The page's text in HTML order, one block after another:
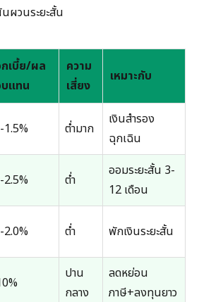
ผวนระยะสั้น
เบี้ย/ผล
แทน
ความ
เสี่ยง
เหมาะกับ
1.5% ต่ำมาก
เงินสำรอง
ฉุกเฉิน
2.5% ต่ำ
ออมระยะสั้น 3-
12 เดือน
2.0% ต่ำ พักเงินระยะสั้น
ปาน
กลาง
ลดหย่อน
ภาษี+ลงทุนยาว